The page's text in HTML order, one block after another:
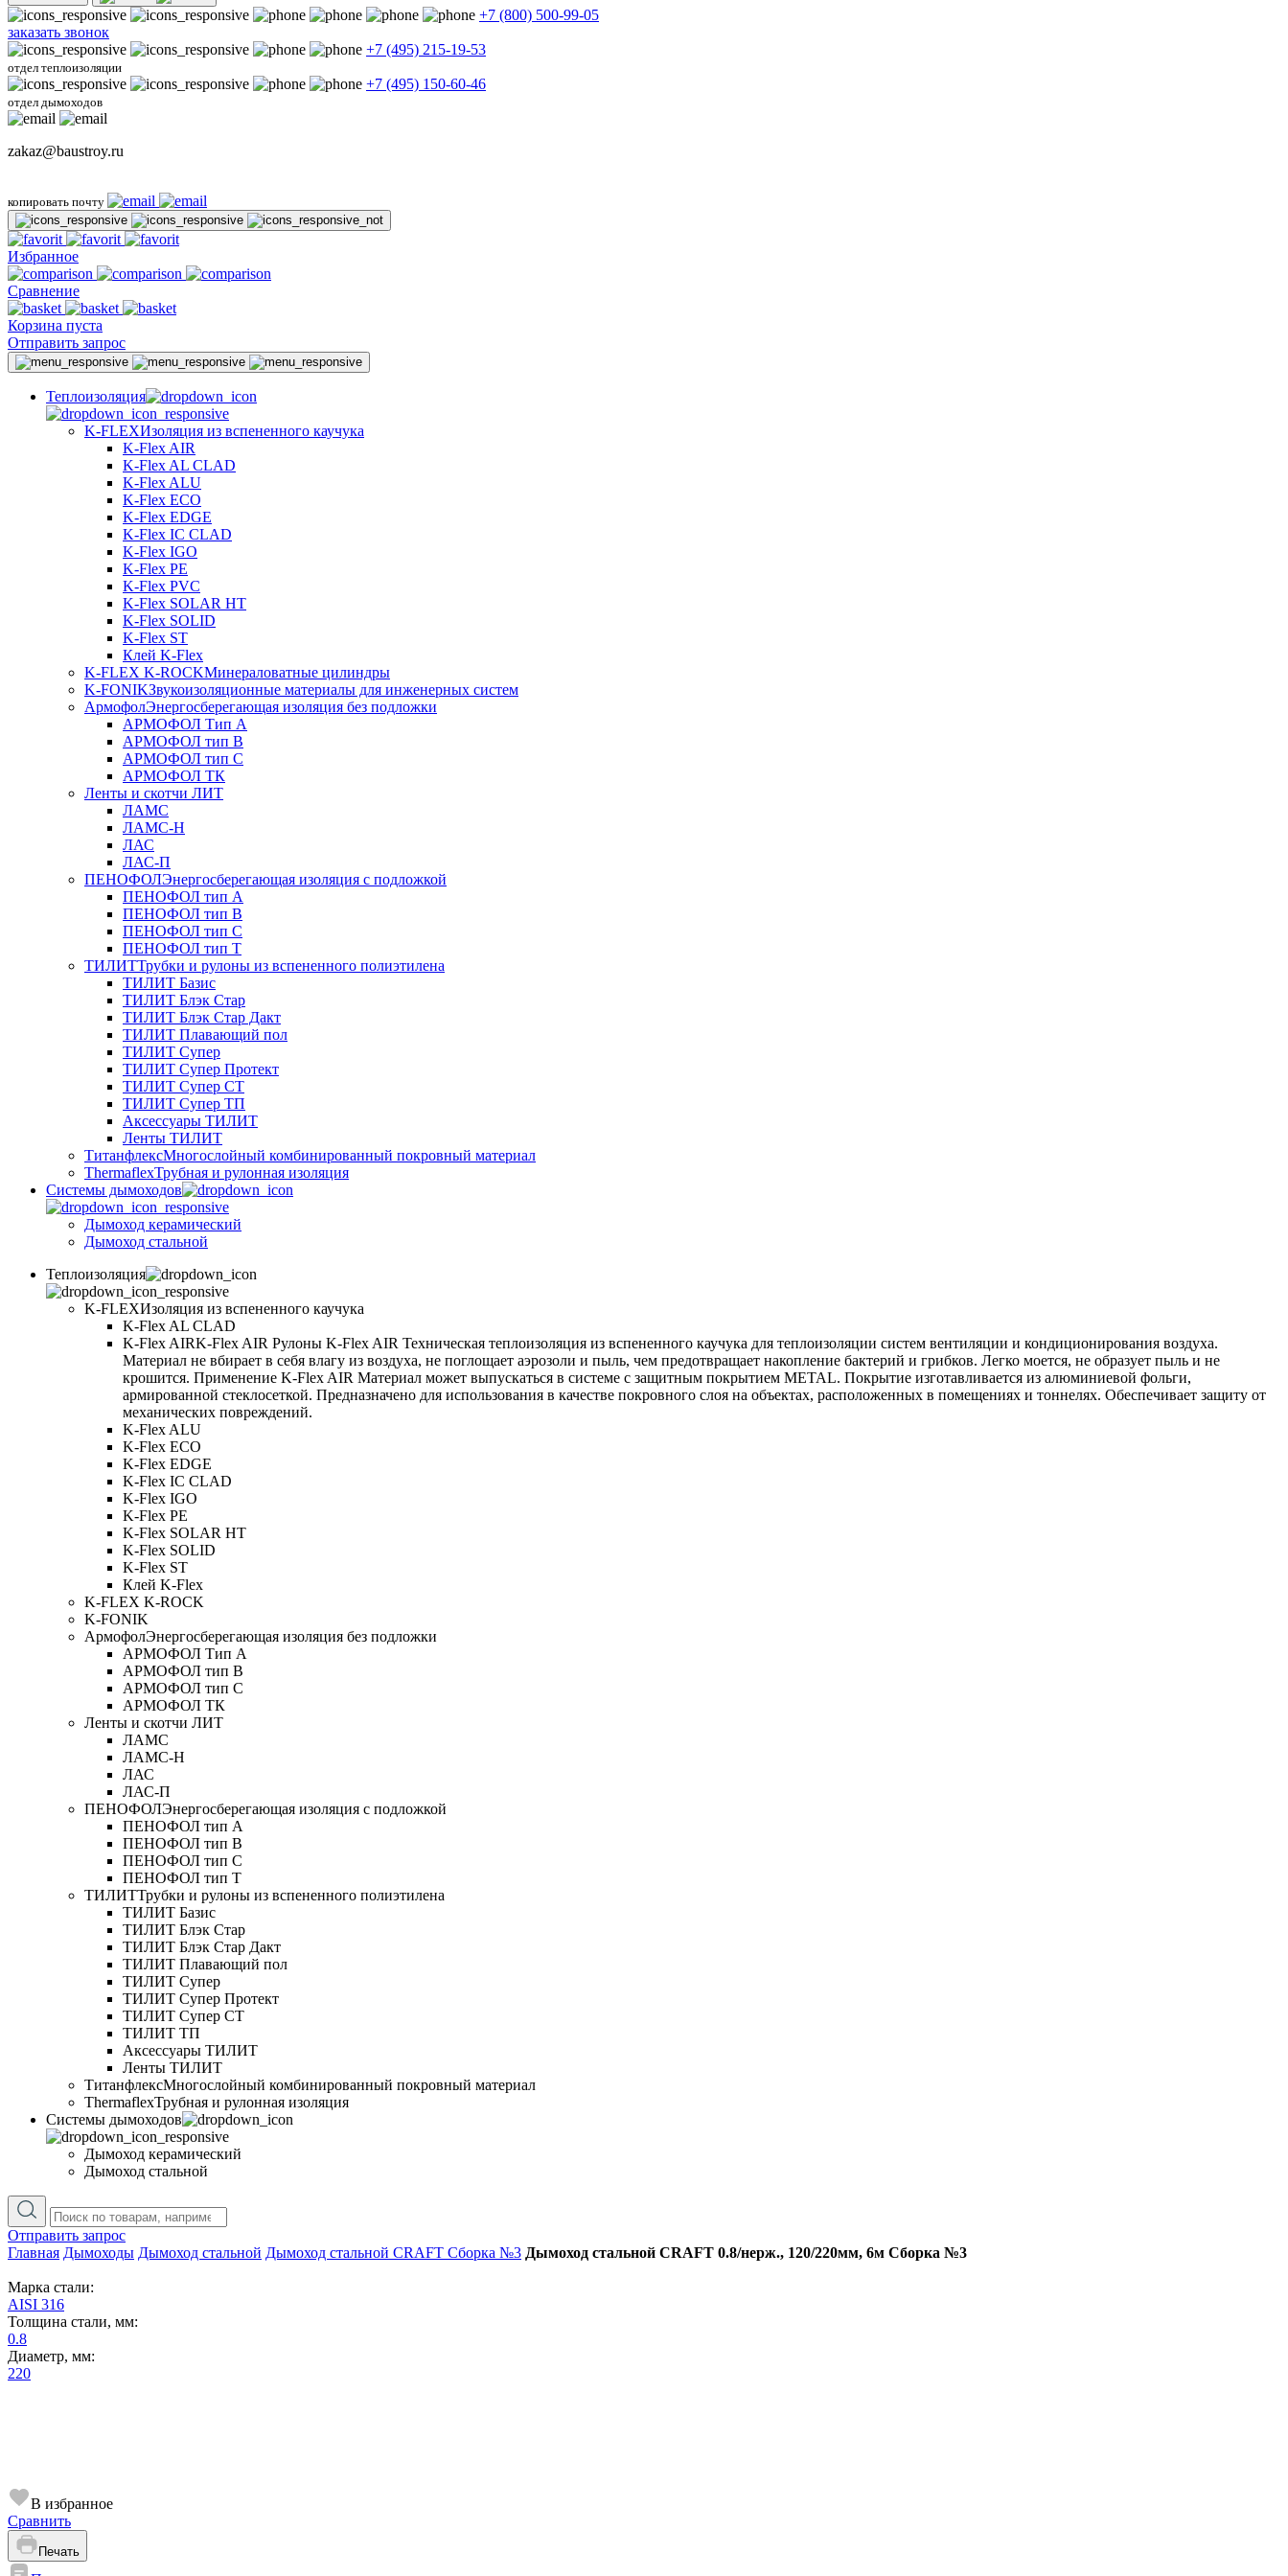
+7 (800) 500-99-05
заказать звонок
+7 (495) 215-19-53
отдел теплоизоляции
+7 (495) 150-60-46
отдел дымоходов
zakaz@baustroy.ru
копировать почту
Избранное
Сравнение
Корзина пуста
Отправить запрос
Теплоизоляция
K-FLEXИзоляция из вспененного каучука
K-Flex AIR
K-Flex AL CLAD
K-Flex ALU
K-Flex ECO
K-Flex EDGE
K-Flex IC CLAD
K-Flex IGO
K-Flex PE
K-Flex PVC
K-Flex SOLAR HT
K-Flex SOLID
K-Flex ST
Клей K-Flex
K-FLEX K-ROCKМинераловатные цилиндры
K-FONIKЗвукоизоляционные материалы для инженерных систем
АрмофолЭнергосберегающая изоляция без подложки
АРМОФОЛ Тип А
АРМОФОЛ тип В
АРМОФОЛ тип C
АРМОФОЛ ТК
Ленты и скотчи ЛИТ
ЛАМС
ЛАМС-Н
ЛАС
ЛАС-П
ПЕНОФОЛЭнергосберегающая изоляция с подложкой
ПЕНОФОЛ тип А
ПЕНОФОЛ тип B
ПЕНОФОЛ тип C
ПЕНОФОЛ тип T
ТИЛИТТрубки и рулоны из вспененного полиэтилена
ТИЛИТ Базис
ТИЛИТ Блэк Стар
ТИЛИТ Блэк Стар Дакт
ТИЛИТ Плавающий пол
ТИЛИТ Супер
ТИЛИТ Супер Протект
ТИЛИТ Супер СТ
ТИЛИТ Супер ТП
Аксессуары ТИЛИТ
Ленты ТИЛИТ
ТитанфлексМногослойный комбинированный покровный материал
ThermaflexТрубная и рулонная изоляция
Cистемы дымоходов
Дымоход керамический
Дымоход стальной
Теплоизоляция
K-FLEXИзоляция из вспененного каучука
K-Flex AL CLAD
K-Flex AIRK-Flex AIR Рулоны K-Flex AIR Техническая теплоизоляция из вспененного каучука для теплоизоляции систем вентиляции и кондиционирования воздуха.
Материал не вбирает в себя влагу из воздуха, не поглощает аэрозоли и пыль, чем предотвращает накопление бактерий и грибков. Легко моется, не образует пыль и не
крошится. Применение K-Flex AIR Материал может выпускаться в системе c защитным покрытием METAL. Покрытие изготавливается из алюминиевой фольги,
армированной стеклосеткой. Предназначено для использования в качестве покровного слоя на объектах, расположенных в помещениях и тоннелях. Обеспечивает защиту от
механических повреждений.
K-Flex ALU
K-Flex ECO
K-Flex EDGE
K-Flex IC CLAD
K-Flex IGO
K-Flex PE
K-Flex SOLAR HT
K-Flex SOLID
K-Flex ST
Клей K-Flex
K-FLEX K-ROCK
K-FONIK
АрмофолЭнергосберегающая изоляция без подложки
АРМОФОЛ Тип А
АРМОФОЛ тип В
АРМОФОЛ тип C
АРМОФОЛ ТК
Ленты и скотчи ЛИТ
ЛАМС
ЛАМС-Н
ЛАС
ЛАС-П
ПЕНОФОЛЭнергосберегающая изоляция с подложкой
ПЕНОФОЛ тип А
ПЕНОФОЛ тип B
ПЕНОФОЛ тип C
ПЕНОФОЛ тип T
ТИЛИТТрубки и рулоны из вспененного полиэтилена
ТИЛИТ Базис
ТИЛИТ Блэк Стар
ТИЛИТ Блэк Стар Дакт
ТИЛИТ Плавающий пол
ТИЛИТ Супер
ТИЛИТ Супер Протект
ТИЛИТ Супер СТ
ТИЛИТ ТП
Аксессуары ТИЛИТ
Ленты ТИЛИТ
ТитанфлексМногослойный комбинированный покровный материал
ThermaflexТрубная и рулонная изоляция
Cистемы дымоходов
Дымоход керамический
Дымоход стальной
Отправить запрос
Главная Дымоходы Дымоход стальной Дымоход стальной CRAFT Сборка №3 Дымоход стальной CRAFT 0.8/нерж., 120/220мм, 6м Сборка №3
Марка стали:
AISI 316
Толщина стали, мм:
0.8
Диаметр, мм:
220
В избранное
Сравнить
Печать